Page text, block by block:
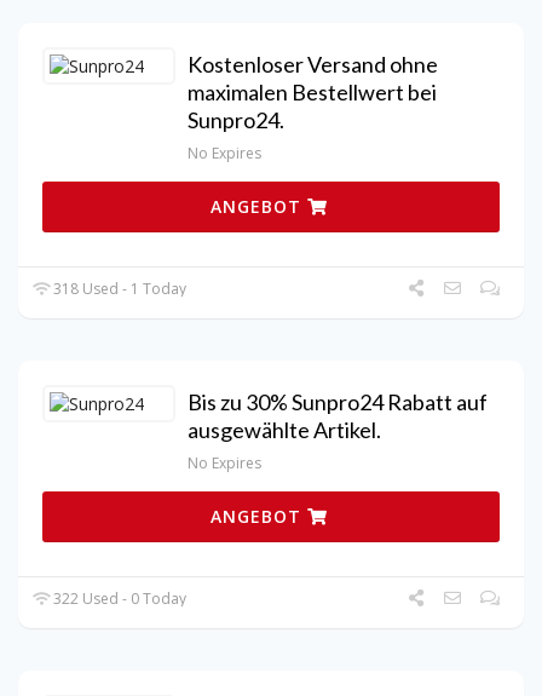
Kostenloser Versand ohne
maximalen Bestellwert bei
Sunpro24.
No Expires
ANGEBOT
318 Used - 1 Today
Bis zu 30% Sunpro24 Rabatt auf
ausgewählte Artikel.
No Expires
ANGEBOT
322 Used - 0 Today